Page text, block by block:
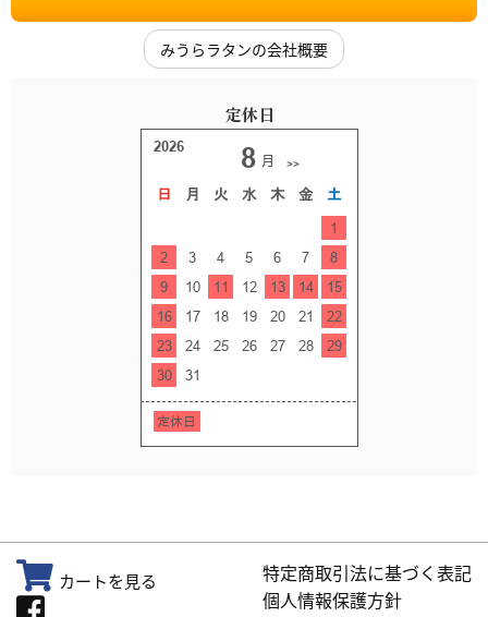
みうらラタンの会社概要
定休日
カートを見る
特定商取引法に基づく表記
個人情報保護方針